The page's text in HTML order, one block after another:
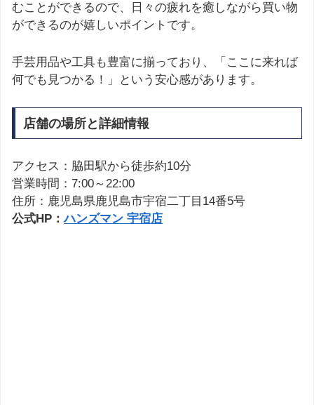
むことができるので、日々の疲れを癒しながら買い物
ができるのが嬉しいポイントです。
手芸用品や工具も豊富に揃っており、「ここに来れば
何でも見つかる！」という安心感があります。
店舗の場所と詳細情報
アクセス：脇田駅から徒歩約10分
営業時間：7:00～22:00
住所：鹿児島県鹿児島市宇宿二丁目14番5号
公式HP：ハンズマン 宇宿店